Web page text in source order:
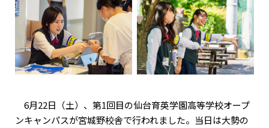
6月22日（土）、第1回目の仙台育英学園高等学校オープ
ンキャンパスが宮城野校舎で行われました。当日は大勢の